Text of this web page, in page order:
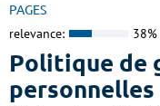
PAGES
relevance: 38%
Politique de
personnelles